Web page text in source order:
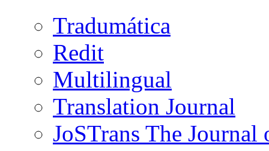
Tradumática
Redit
Multilingual
Translation Journal
JoSTrans The